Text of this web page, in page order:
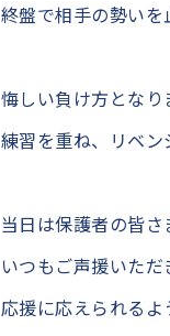
終盤で相手の勢いを
悔しい負け方となり
練習を重ね、リベン
当日は保護者の皆さ
いつもご声援いただ
応援に応えられるよ